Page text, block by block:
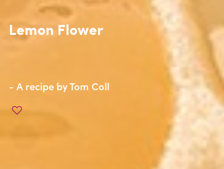
Lemon Flower
- A recipe byTom Coll